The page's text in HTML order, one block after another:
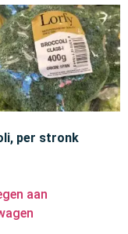
per stronk
aan